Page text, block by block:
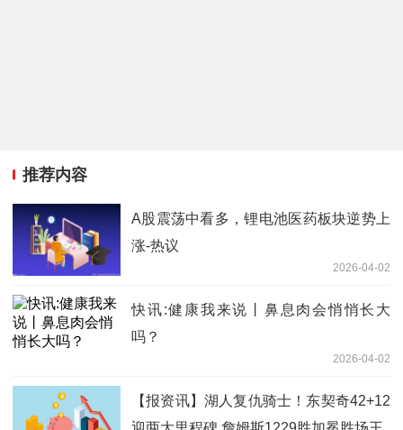
推荐内容
A股震荡中看多，锂电池医药板块逆势上
涨-热议
2026-04-02
快讯:健康我来说丨鼻息肉会悄悄长大
吗？
2026-04-02
【报资讯】湖人复仇骑士！东契奇42+12